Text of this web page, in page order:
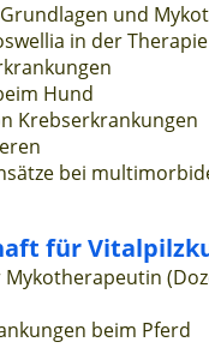
und
in der Therapie
Hund
Krebserkrankungen
bei
für
beim Pferd